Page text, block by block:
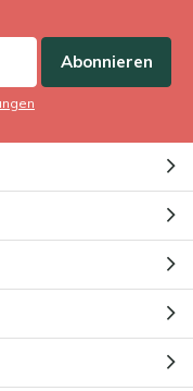
Abonnieren